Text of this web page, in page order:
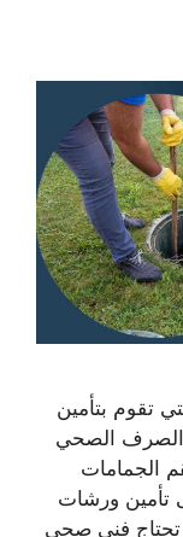
تقوم بتأمين
الصرف الصحي
الجمامات
تأمين ورشات
فني صحي